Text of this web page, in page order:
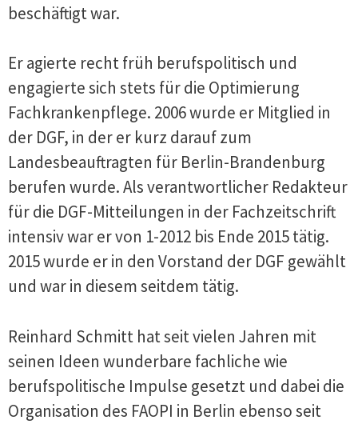
beschäftigt war.
Er agierte recht früh berufspolitisch und
engagierte sich stets für die Optimierung
Fachkrankenpflege. 2006 wurde er Mitglied in
der DGF, in der er kurz darauf zum
Landesbeauftragten für Berlin-Brandenburg
berufen wurde. Als verantwortlicher Redakteur
für die DGF-Mitteilungen in der Fachzeitschrift
intensiv war er von 1-2012 bis Ende 2015 tätig.
2015 wurde er in den Vorstand der DGF gewählt
und war in diesem seitdem tätig.
Reinhard Schmitt hat seit vielen Jahren mit
seinen Ideen wunderbare fachliche wie
berufspolitische Impulse gesetzt und dabei die
Organisation des FAOPI in Berlin ebenso seit